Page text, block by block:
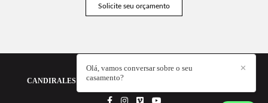
Solicite seu orçamento
CANDIRALES - A FOTOGRAFIA DA SUA HISTÓRIA
✕
Olá, vamos conversar sobre o seu
casamento?